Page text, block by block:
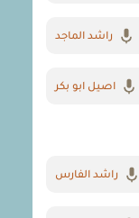
راشد الماجد
اصيل ابو بكر
راشد الفارس